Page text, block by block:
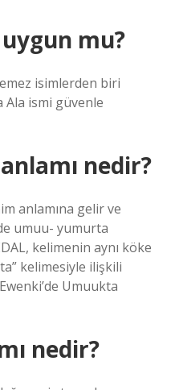
mu?
isimlerden biri
Ala ismi güvenle
nedir?
anlamına gelir ve
umuu- yumurta
kelimenin aynı köke
kelimesiyle ilişkili
Umuukta
nedir?